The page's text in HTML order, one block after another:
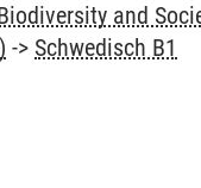
and
-> Schwedisch B1